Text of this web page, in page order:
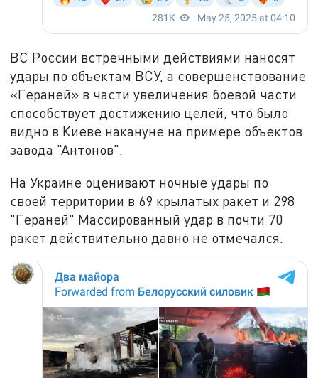
ВС России встречными действиями наносят
удары по объектам ВСУ, а совершенствование
«Гераней» в части увеличения боевой части
способствует достижению целей, что было
видно в Киеве накануне на примере объектов
завода "Антонов".
На Украине оценивают ночные удары по
своей территории в 69 крылатых ракет и 298
"Гераней" Массированный удар в почти 70
ракет действительно давно не отмечался.